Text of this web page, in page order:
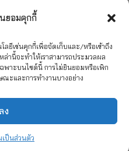
ยอมคุกกี้
ยีเช่นคุกกี้เพื่อจัดเก็บและ/หรือเข้าถึง
านี้จะทำให้เราสามารถประมวลผล
พาะบนไซต์นี้ การไม่ยินยอมหรือเพิก
ะและการทำงานบางอย่าง
ง
ป็นส่วนตัว
ใช่หงส์” กวาดรางวัล
Rights Reserved.
สื่อวีดิทัศน์